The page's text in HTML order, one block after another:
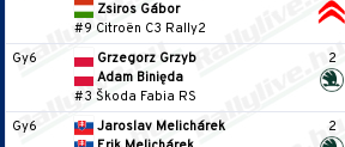
Zsiros Gábor
#9 Citroën C3 Rally2
Gy6
Grzegorz Grzyb
Adam Binięda
#3 Škoda Fabia RS
2
Gy6
Jaroslav Melichárek
2